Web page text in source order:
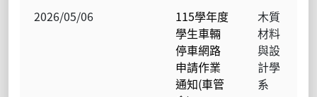
2026/05/06
115學年度
學生車輛
停車網路
申請作業
通知(車管
木質
材料
與設
計學
系